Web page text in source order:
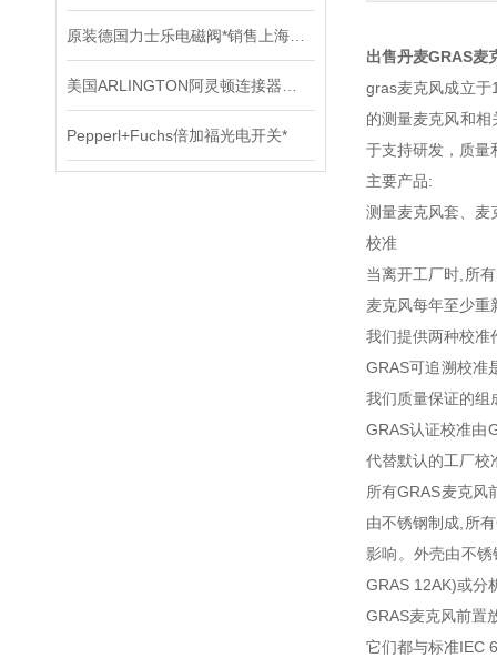
Pepperl+Fuchs倍加福光电开关*
出售丹麦GRAS麦
gras麦克风成立于
的测量麦克风和
于支持研发，质量
主要产品:
测量麦克风套、麦
校准
当离开工厂时,所
麦克风每年至少重
我们提供两种校准
GRAS可追溯校准
我们质量保证的组
GRAS认证校准由
代替默认的工厂校
所有GRAS麦克风
由不锈钢制成,所
影响。外壳由不
GRAS 12AK)或分
GRAS麦克风前置
它们都与标准IEC